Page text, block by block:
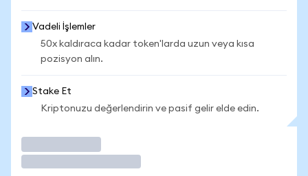
Vadeli İşlemler
50x kaldıraca kadar token'larda uzun veya kısa
pozisyon alın.
Stake Et
Kriptonuzu değerlendirin ve pasif gelir elde edin.